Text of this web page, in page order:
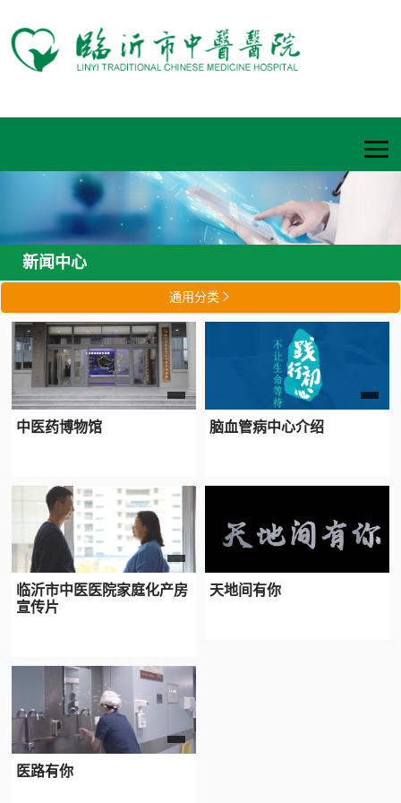
新闻中心
通用分类 
中医药博物馆 脑血管病中心介绍
临沂市中医医院家庭化产房
宣传片
天地间有你
医路有你